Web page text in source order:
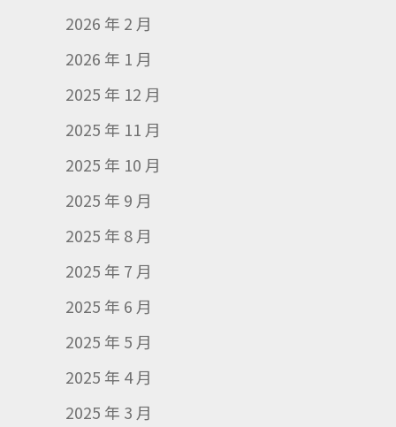
2026 年 2 月
2026 年 1 月
2025 年 12 月
2025 年 11 月
2025 年 10 月
2025 年 9 月
2025 年 8 月
2025 年 7 月
2025 年 6 月
2025 年 5 月
2025 年 4 月
2025 年 3 月